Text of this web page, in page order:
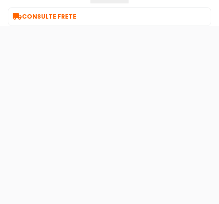
CONSULTE FRETE